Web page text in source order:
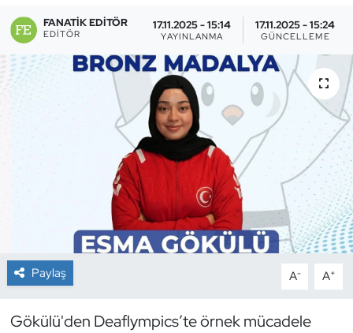
FANATIK EDITÖR
EDITÖR
17.11.2025 - 15:14
YAYINLANMA
17.11.2025 - 15:24
GÜNCELLEME
Paylaş A- A+
Gökülü'den Deaflympics’te örnek mücadele
Briç
Buz Hokeyi
Dağcılık